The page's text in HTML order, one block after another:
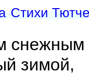
Стихи
зимой,